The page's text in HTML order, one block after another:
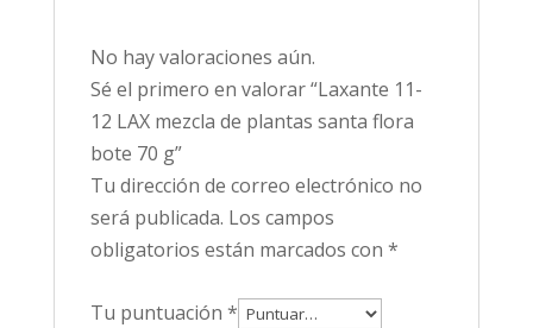
No hay valoraciones aún.
Sé el primero en valorar “Laxante 11-
12 LAX mezcla de plantas santa flora
bote 70 g”
Tu dirección de correo electrónico no
será publicada. Los campos
obligatorios están marcados con *
Tu puntuación *